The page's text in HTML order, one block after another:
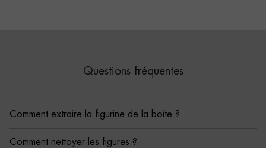
Questions fréquentes
Comment extraire la figurine de la boite ?
Comment nettoyer les figures ?